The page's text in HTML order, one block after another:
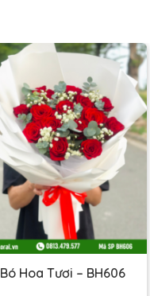
Bó Hoa Tươi – BH606